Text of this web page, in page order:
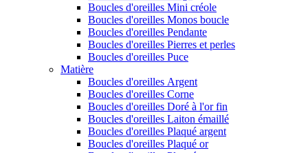
Boucles d'oreilles Mini créole
Boucles d'oreilles Monos boucle
Boucles d'oreilles Pendante
Boucles d'oreilles Pierres et perles
Boucles d'oreilles Puce
Matière
Boucles d'oreilles Argent
Boucles d'oreilles Corne
Boucles d'oreilles Doré à l'or fin
Boucles d'oreilles Laiton émaillé
Boucles d'oreilles Plaqué argent
Boucles d'oreilles Plaqué or